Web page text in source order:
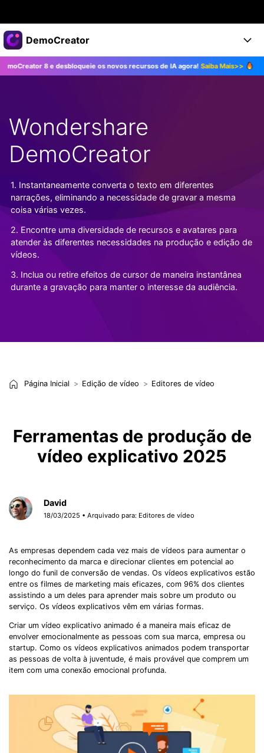
Produtos em destaque
Criatividade digital com IA generativa
Utilitários
Negócios
Sala de imprensa
Loja
Suporte
DemoCreator
Produtos
Recursos
Todos os recursos >
Recursos de IA
Dicas de IA
Todos os recursos de IA >
Soluções
DemoCreator para
Blog
Mais Soluções >
Central de Ajuda
Começe a Usar
Suporte
TESTE GRÁTIS COMPRE AGORA
Entrar
e desbloqueie os novos recursos de IA agora!Saiba Mais>> Atualize
Wondershare
DemoCreator
1. Instantaneamente converta o texto em diferentes
narrações, eliminando a necessidade de gravar a mesma
coisa várias vezes.
2. Encontre uma diversidade de recursos e avatares para
atender às diferentes necessidades na produção e edição de
vídeos.
3. Inclua ou retire efeitos de cursor de maneira instantânea
durante a gravação para manter o interesse da audiência.
Página Inicial Edição de vídeo Editores de vídeo
Ferramentas de produção de
vídeo explicativo 2025
David
18/03/2025 • Arquivado para: Editores de vídeo
As empresas dependem cada vez mais de vídeos para aumentar o
reconhecimento da marca e direcionar clientes em potencial ao
longo do funil de conversão de vendas. Os vídeos explicativos estão
entre os filmes de marketing mais eficazes, com 96% dos clientes
assistindo a um deles para aprender mais sobre um produto ou
serviço. Os vídeos explicativos vêm em várias formas.
Criar um vídeo explicativo animado é a maneira mais eficaz de
envolver emocionalmente as pessoas com sua marca, empresa ou
startup. Como os vídeos explicativos animados podem transportar
as pessoas de volta à juventude, é mais provável que comprem um
item com uma conexão emocional profunda.